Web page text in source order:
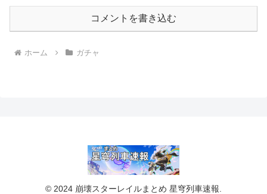
コメントを書き込む
ホーム ガチャ
© 2024 崩壊スターレイルまとめ 星穹列車速報.